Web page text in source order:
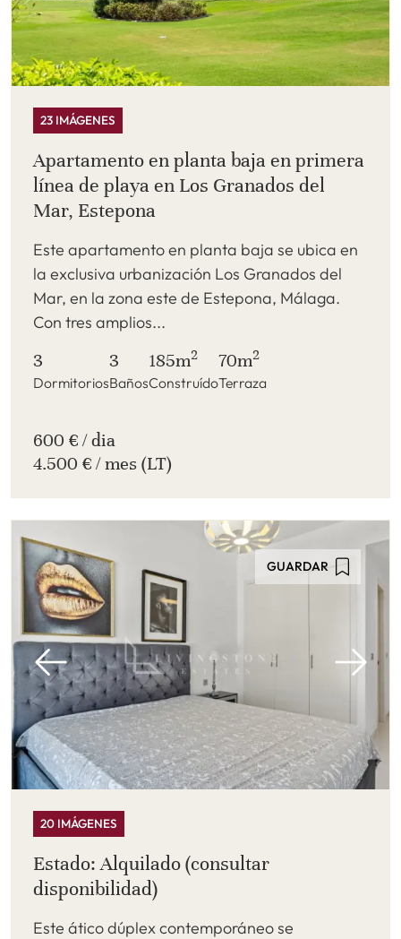
23 IMÁGENES
Apartamento en planta baja en primera
línea de playa en Los Granados del
Mar, Estepona
Este apartamento en planta baja se ubica en
la exclusiva urbanización Los Granados del
Mar, en la zona este de Estepona, Málaga.
Con tres amplios...
3
Dormitorios
3
Baños
185m2
Construído
70m2
Terraza
600 € / dia
4.500 € / mes (LT)
GUARDAR
20 IMÁGENES
Estado: Alquilado (consultar
disponibilidad)
Este ático dúplex contemporáneo se